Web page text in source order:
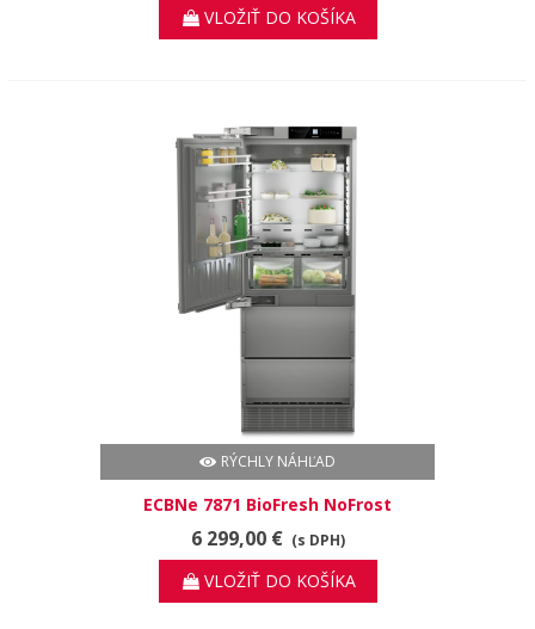
VLOŽIŤ DO KOŠÍKA
RÝCHLY NÁHĽAD
ECBNe 7871 BioFresh NoFrost
6 299,00 € (s DPH)
VLOŽIŤ DO KOŠÍKA